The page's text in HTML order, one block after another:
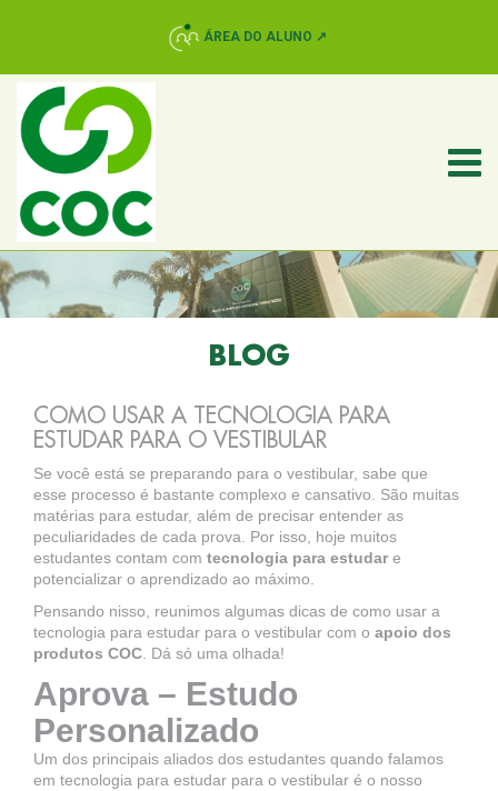
ÁREA DO ALUNO ↗
BLOG
COMO USAR A TECNOLOGIA PARA
ESTUDAR PARA O VESTIBULAR
Se você está se preparando para o vestibular, sabe que
esse processo é bastante complexo e cansativo. São muitas
matérias para estudar, além de precisar entender as
peculiaridades de cada prova. Por isso, hoje muitos
estudantes contam com tecnologia para estudar e
potencializar o aprendizado ao máximo.
Pensando nisso, reunimos algumas dicas de como usar a
tecnologia para estudar para o vestibular com o apoio dos
produtos COC. Dá só uma olhada!
Aprova – Estudo
Personalizado
Um dos principais aliados dos estudantes quando falamos
em tecnologia para estudar para o vestibular é o nosso